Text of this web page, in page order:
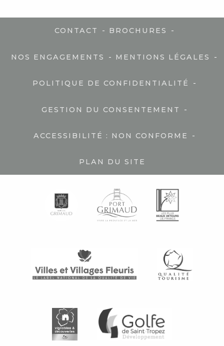
CONTACT - BROCHURES -
NOS ENGAGEMENTS - MENTIONS LÉGALES -
POLITIQUE DE CONFIDENTIALITÉ -
GESTION DU CONSENTEMENT -
ACCESSIBILITÉ : NON CONFORME -
PLAN DU SITE